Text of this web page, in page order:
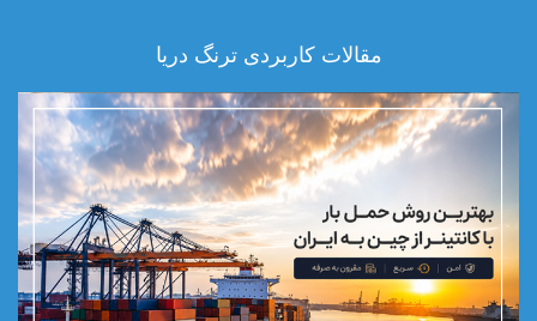
مقالات کاربردی ترنگ دریا